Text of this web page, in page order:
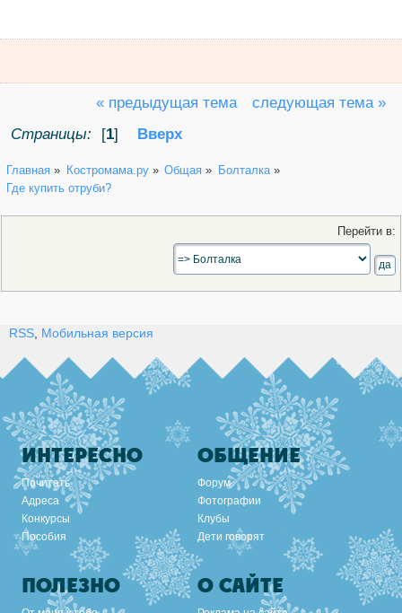
« предыдущая тема
следующая тема »
Страницы:
[1] Вверх
Главная » Костромама.ру» Общая » Болталка»
Где купить отруби?
Перейти в:
RSS, Мобильная версия
ИНТЕРЕСНО
Почитать
Адреса
Конкурсы
Пособия
ОБЩЕНИЕ
Форум
Фотографии
Клубы
Дети говорят
ПОЛЕЗНО О САЙТЕ